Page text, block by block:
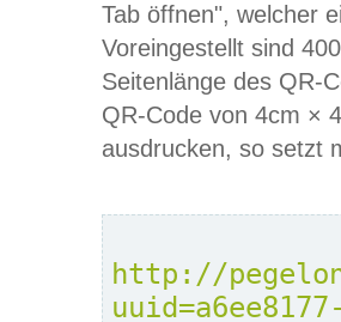
Tab öffnen", welcher
Voreingestellt sind
Seitenlänge des QR-
QR-Code von 4cm ×
ausdrucken, so setzt
http://